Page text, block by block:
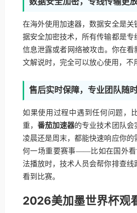
在海外使用加速器，数据安全是关
据安全加密技术，所有传输都是专
信息泄露或者网络被攻击。你在看
文解说时，完全可以放心使用，不
售后实时保障，专业团队随
如果使用过程中遇到任何问题，
重，番茄加速器的专业技术团队会
凌晨还是周末，都能快速响应你的
何一场重要赛事——比如在国外看
法播放时，技术人员会帮你排查线
看到比赛。
2026美加墨世界杯观